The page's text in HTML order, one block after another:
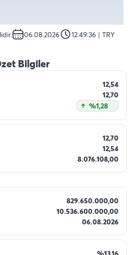
06.08.2026 12:49:36 | TRY
Bilgiler
12,54
12,70
%1,28
12,70
12,54
8.076.108,00
829.650.000,00
10.536.600.000,00
06.08.2026